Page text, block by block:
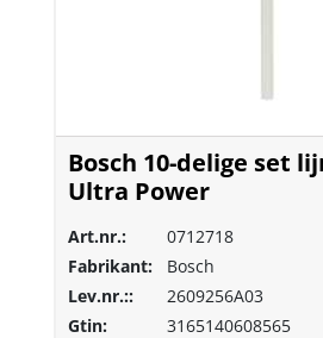
Bosch 10-delige set
Ultra Power
Art.nr.:
0712718
Fabrikant:
Bosch
Lev.nr.::
2609256A03
Gtin:
3165140608565